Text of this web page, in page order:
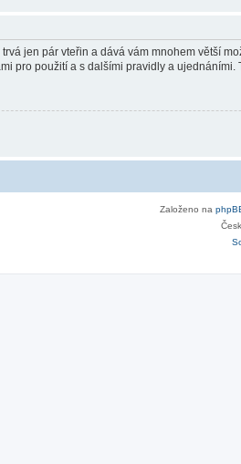
jen pár vteřin a dává vám mnohem větší
pro použití a s dalšími pravidly a
Založeno na